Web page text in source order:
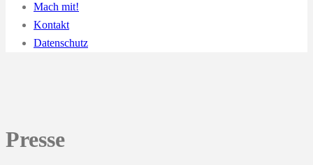
Mach mit!
Kontakt
Datenschutz
Presse